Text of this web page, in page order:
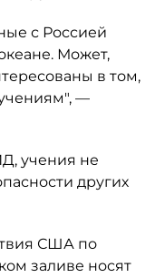
с Россией
Может,
в том,
—
учения не
других
США по
заливе носят